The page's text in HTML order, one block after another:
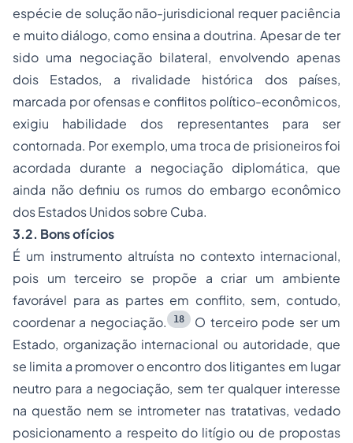
espécie de solução não-jurisdicional requer paciência
e muito diálogo, como ensina a doutrina. Apesar de ter
sido uma negociação bilateral, envolvendo apenas
dois Estados, a rivalidade histórica dos países,
marcada por ofensas e conflitos político-econômicos,
exigiu habilidade dos representantes para ser
contornada. Por exemplo, uma troca de prisioneiros foi
acordada durante a negociação diplomática, que
ainda não definiu os rumos do embargo econômico
dos Estados Unidos sobre Cuba.
3.2. Bons ofícios
É um instrumento altruísta no contexto internacional,
pois um terceiro se propõe a criar um ambiente
favorável para as partes em conflito, sem, contudo,
coordenar a negociação.
18 O terceiro pode ser um
Estado, organização internacional ou autoridade, que
se limita a promover o encontro dos litigantes em lugar
neutro para a negociação, sem ter qualquer interesse
na questão nem se intrometer nas tratativas, vedado
posicionamento a respeito do litígio ou de propostas